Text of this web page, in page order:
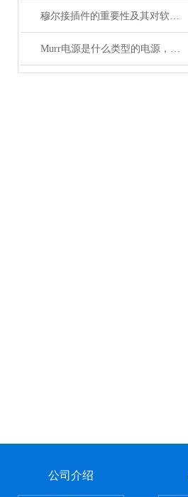
穆尔接插件的重要性及其对软件开发的影响
Murr电源是什么类型的电源，主要用于哪些领域？
公司介绍